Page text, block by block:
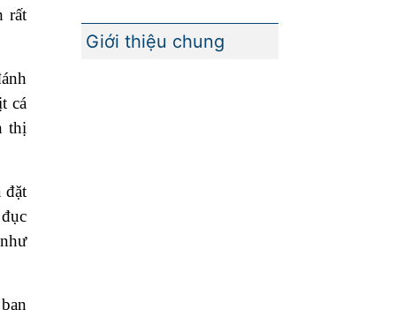
rất
cá
thị
đặt
Giới thiệu chung